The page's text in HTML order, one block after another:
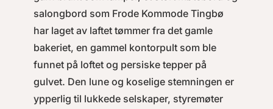
salongbord som Frode Kommode Tingbø
har laget av laftet tømmer fra det gamle
bakeriet, en gammel kontorpult som ble
funnet på loftet og persiske tepper på
gulvet. Den lune og koselige stemningen er
ypperlig til lukkede selskaper, styremøter